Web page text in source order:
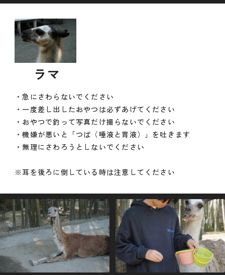
ラマ
・急にさわらないでください
・一度差し出したおやつは必ずあげてください
・おやつで釣って写真だけ撮らないでください
・機嫌が悪いと「つば（唾液と胃液）」を吐きます
・無理にさわろうとしないでください
※耳を後ろに倒している時は注意してください